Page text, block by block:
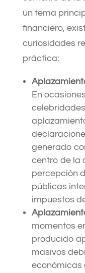
un tema
financiero,
curiosidades
práctica:
En
generado
centro de la
percepción
públicas
impuestos
momentos
producido
masivos
económicas